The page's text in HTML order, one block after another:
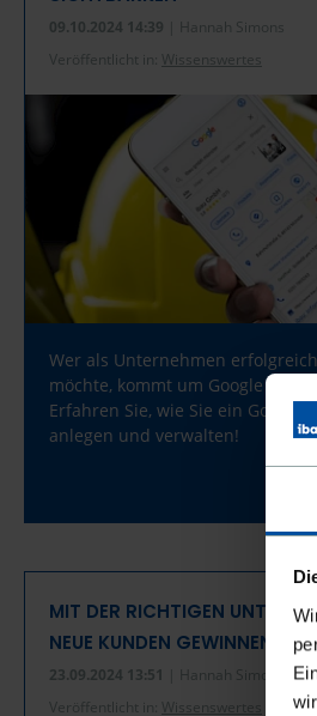
09.10.2024 14:39
| Hannah Simons
Veröffentlicht in: Wissenswertes
Wer als Unternehmen
möchte, kommt um Google My
Erfahren Sie, wie Sie ein Google
anlegen und verwalten!
MIT DER RICHTIGEN
NEUE KUNDEN GEWINNEN
23.09.2024 13:51
| Hannah Simons,
Veröffentlicht in: Wissenswertes